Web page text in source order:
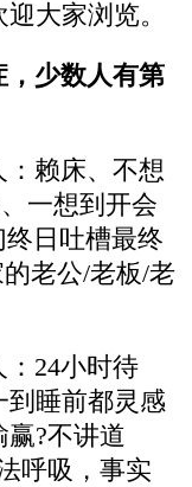
大家浏览。
少数人有第
赖床、不想
一想到开会
日吐槽最终
的老公/老板/老
24小时待
到睡前都灵感
?不讲道
呼吸，事实